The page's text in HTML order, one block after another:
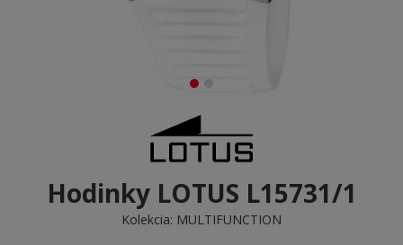
Hodinky LOTUS L15731/1
Kolekcia: MULTIFUNCTION